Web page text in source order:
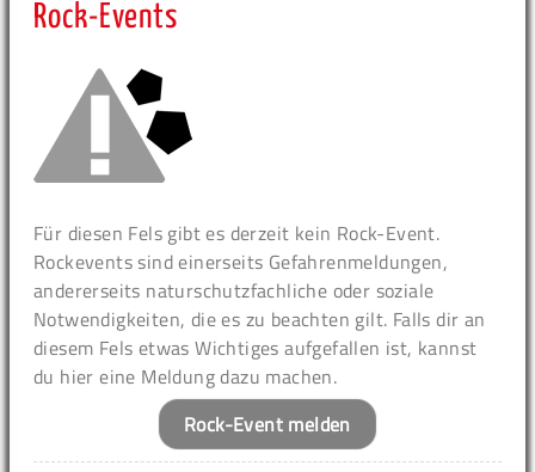
Rock-Events
Für diesen Fels gibt es derzeit kein Rock-Event.
Rockevents sind einerseits Gefahrenmeldungen,
andererseits naturschutzfachliche oder soziale
Notwendigkeiten, die es zu beachten gilt. Falls dir an
diesem Fels etwas Wichtiges aufgefallen ist, kannst
du hier eine Meldung dazu machen.
Rock-Event melden